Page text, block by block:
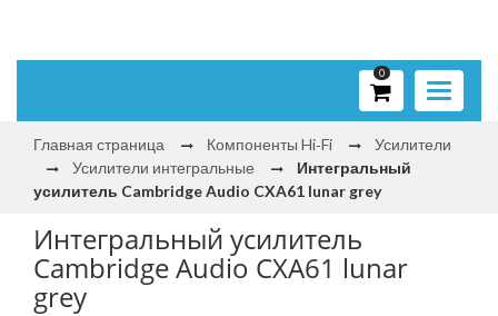
Toggle
0
Главная страница Компоненты Hi‑Fi
Усилители
Усилители интегральные
Интегральный
усилитель Cambridge Audio CXA61 lunar grey
Интегральный усилитель
Cambridge Audio CXA61 lunar
grey